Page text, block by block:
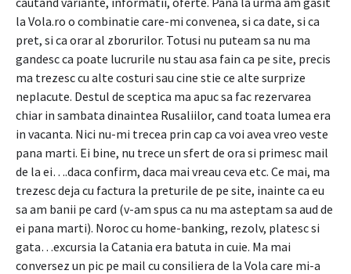
la Vola.ro o combinatie care-mi convenea, si ca date, si ca
pret, si ca orar al zborurilor. Totusi nu puteam sa nu ma
gandesc ca poate lucrurile nu stau asa fain ca pe site, precis
ma trezesc cu alte costuri sau cine stie ce alte surprize
neplacute. Destul de sceptica ma apuc sa fac rezervarea
chiar in sambata dinaintea Rusaliilor, cand toata lumea era
in vacanta. Nici nu-mi trecea prin cap ca voi avea vreo veste
pana marti. Ei bine, nu trece un sfert de ora si primesc mail
de la ei….daca confirm, daca mai vreau ceva etc. Ce mai, ma
trezesc deja cu factura la preturile de pe site, inainte ca eu
sa am banii pe card (v-am spus ca nu ma asteptam sa aud de
ei pana marti). Noroc cu home-banking, rezolv, platesc si
gata…excursia la Catania era batuta in cuie. Ma mai
conversez un pic pe mail cu consiliera de la Vola care mi-a